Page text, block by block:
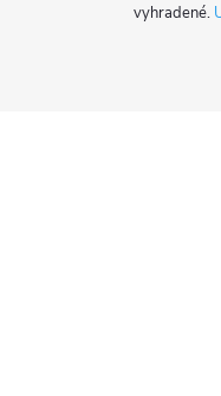
vyhradené.